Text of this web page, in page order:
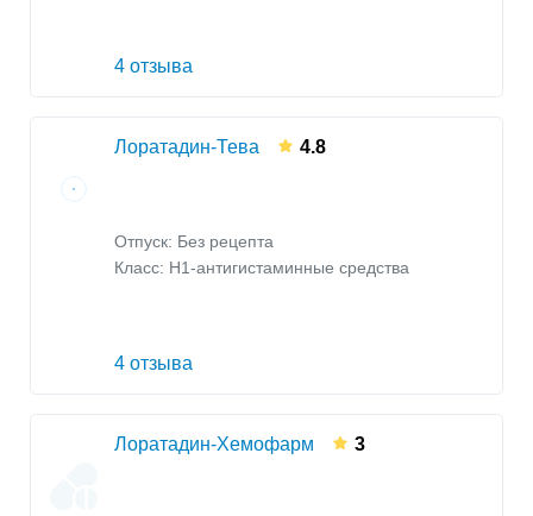
4 отзыва
Лоратадин-Тева 4.8
Отпуск: Без рецепта
Класс: H1-антигистаминные средства
4 отзыва
Лоратадин-Хемофарм 3